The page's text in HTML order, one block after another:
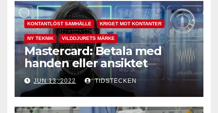
KONTANTLÖST SAMHÄLLE KRIGET MOT KONTANTER
NY TEKNIK VILDDJURETS MÄRKE
Mastercard: Betala med
handen eller ansiktet
JUN 13, 2022 TIDSTECKEN